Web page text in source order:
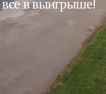
в выигрыше!